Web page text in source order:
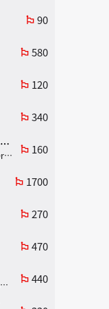
emoji_flags 90
emoji_flags 580
emoji_flags 120
emoji_flags 340
アルトリア・ペンドラゴン(ランサー)
FGO（Fate/Grand Order）
emoji_flags 160
emoji_flags 1700
emoji_flags 270
emoji_flags 470
艦隊これくしょん-艦これ-
emoji_flags 440